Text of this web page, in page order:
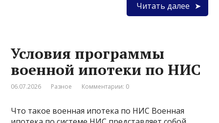
Читать далее
Условия программы
военной ипотеки по НИС
06.07.2026 Разное Комментарии: 0
Что такое военная ипотека по НИС Военная